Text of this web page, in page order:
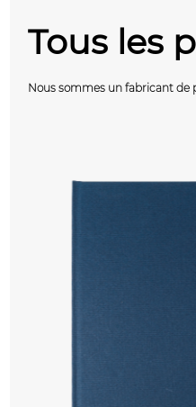
Tous les
Nous sommes un fabricant de